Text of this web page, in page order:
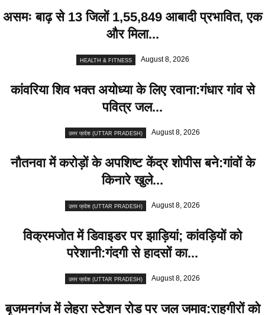
असमः बाढ़ से 13 जिलों 1,55,849 आबादी प्रभावित, एक
और मिला...
HEALTH & FITNESS August 8, 2026
कांवरिया शिव भक्त अयोध्या के लिए रवाना:गंधार गांव से
पवित्र जल...
उत्तर प्रदेश (UTTAR PRADESH) August 8, 2026
नौतनवा में करोड़ों के अपशिष्ट केंद्र शोपीस बने:गांवों के
किनारे खुले...
उत्तर प्रदेश (UTTAR PRADESH) August 8, 2026
विक्रमजोत में डिवाइडर पर झाड़ियां; कांवड़ियों को
परेशानी:गंदगी से हादसों का...
उत्तर प्रदेश (UTTAR PRADESH) August 8, 2026
बृजमनगंज में लेहरा स्टेशन रोड पर जल जमाव:राहगीरों को